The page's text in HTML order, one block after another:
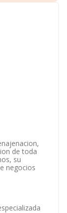
de toda
su
negocios